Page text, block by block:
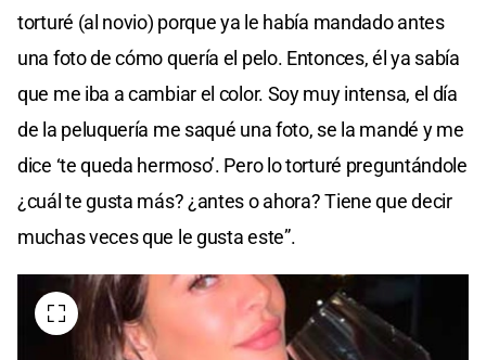
torturé (al novio) porque ya le había mandado antes
una foto de cómo quería el pelo. Entonces, él ya sabía
que me iba a cambiar el color. Soy muy intensa, el día
de la peluquería me saqué una foto, se la mandé y me
dice ‘te queda hermoso’. Pero lo torturé preguntándole
¿cuál te gusta más? ¿antes o ahora? Tiene que decir
muchas veces que le gusta este”.